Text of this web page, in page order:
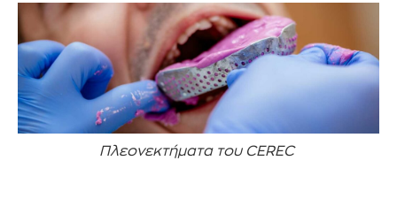
Πλεονεκτήματα του CEREC